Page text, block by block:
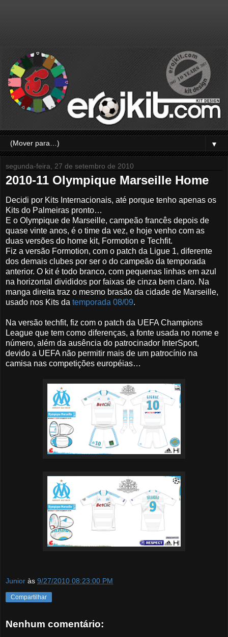
▼
segunda-feira, 27 de setembro de 2010
2010-11 Olympique Marseille Home
Decidi por Kits Internacionais, até porque tenho apenas os
Kits do Palmeiras pronto…
E o Olympique de Marseille, campeão francês depois de
quase vinte anos, é o time da vez, e hoje venho com as
duas versões do home kit, Formotion e Techfit.
Fiz a versão Formotion, com o patch da Ligue 1, diferente
dos demais clubes por ser o do campeão da temporada
anterior. O kit é todo branco, com pequenas linhas em azul
na horizontal divididos por faixas de cinza bem claro. Na
manga direita traz o mesmo brasão da cidade de Marseille,
usado nos Kits da temporada 08/09.
Na versão techfit, fiz com o patch da UEFA Champions
League que tem como diferenças, a fonte usada no nome e
número, além da ausência do patrocinador InterSport,
devido a UEFA não permitir mais de um patrocínio na
camisa nas competições européias…
Junior às 9/27/2010 08:23:00 PM
Compartilhar
Nenhum comentário: